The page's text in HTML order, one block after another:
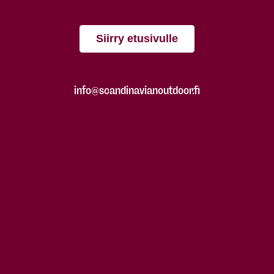
Siirry etusivulle
info@scandinavianoutdoor.fi